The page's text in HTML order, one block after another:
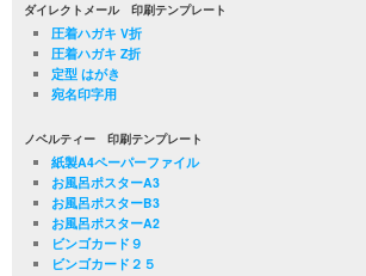
ダイレクトメール 印刷テンプレート
圧着ハガキ V折
圧着ハガキ Z折
定型 はがき
宛名印字用
ノベルティー 印刷テンプレート
紙製A4ペーパーファイル
お風呂ポスターA3
お風呂ポスターB3
お風呂ポスターA2
ビンゴカード９
ビンゴカード２５